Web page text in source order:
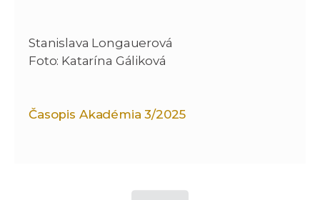
Stanislava Longauerová
Foto: Katarína Gáliková
Časopis Akadémia 3/2025